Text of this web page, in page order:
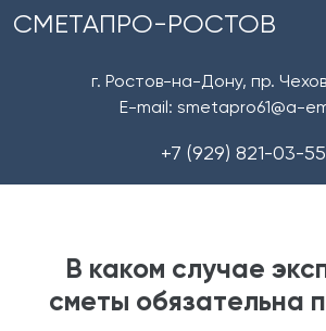
СМЕТАПРО-РОСТОВ
г. Ростов-на-Дону, пр.
E-mail: smetapro61@a-
+7 (929) 821-03-55
В каком случае
сметы обязательна